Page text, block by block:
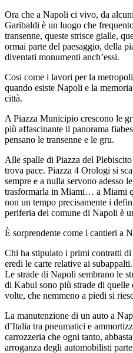
Ora che a Napoli ci vivo, da
Garibaldi è un luogo che
transenne, queste strisce gialle,
ormai parte del paesaggio, della
diventati monumenti anch’essi.
Cosi come i lavori per la
quando esiste Napoli e la
città.
A Piazza Municipio crescono le
più affascinante il panorama
pensano le transenne e le gru.
Alle spalle di Piazza del
trova pace. Piazza 4 Orologi si
sempre e a nulla servono adesso
trasformarla in Miami… a Miami
non un tempo precisamente i
periferia del comune di Napoli è
È sorprendente come i cantieri a
Chi ha stipulato i primi contratti di
eredi le carte relative ai subappalti.
Le strade di Napoli sembrano le
di Kabul sono più strade di quelle
volte, che nemmeno a piedi si
La manutenzione di un auto a
d’Italia tra pneumatici e
carrozzeria che ogni tanto,
arroganza degli automobilisti